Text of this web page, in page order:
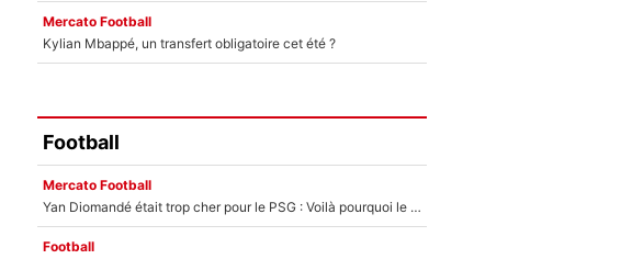
Mercato Football
Kylian Mbappé, un transfert obligatoire cet été ?
Football
Mercato Football
Yan Diomandé était trop cher pour le PSG : Voilà pourquoi le Real Madrid a accepté de payer la somme record de 140M€ pour boucler son transfert !
Football